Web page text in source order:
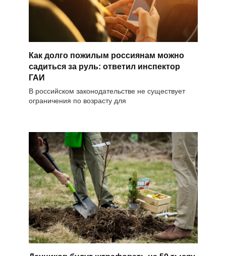
Как долго пожилым россиянам можно
садиться за руль: ответил инспектор
ГАИ
В российском законодательстве не существует
ограничения по возрасту для